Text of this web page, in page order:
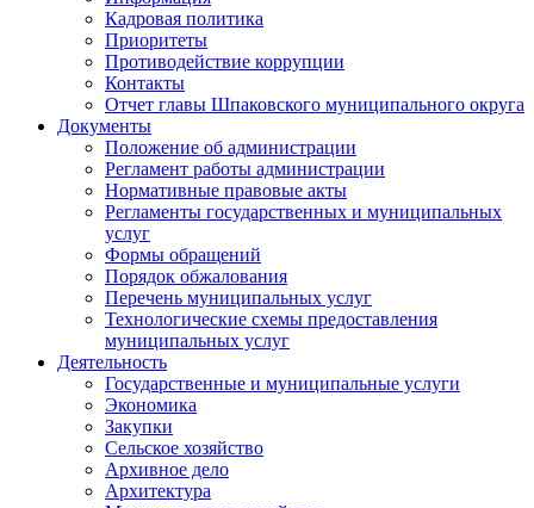
Кадровая политика
Приоритеты
Противодействие коррупции
Контакты
Отчет главы Шпаковского муниципального округа
Документы
Положение об администрации
Регламент работы администрации
Нормативные правовые акты
Регламенты государственных и муниципальных
услуг
Формы обращений
Порядок обжалования
Перечень муниципальных услуг
Технологические схемы предоставления
муниципальных услуг
Деятельность
Государственные и муниципальные услуги
Экономика
Закупки
Сельское хозяйство
Архивное дело
Архитектура